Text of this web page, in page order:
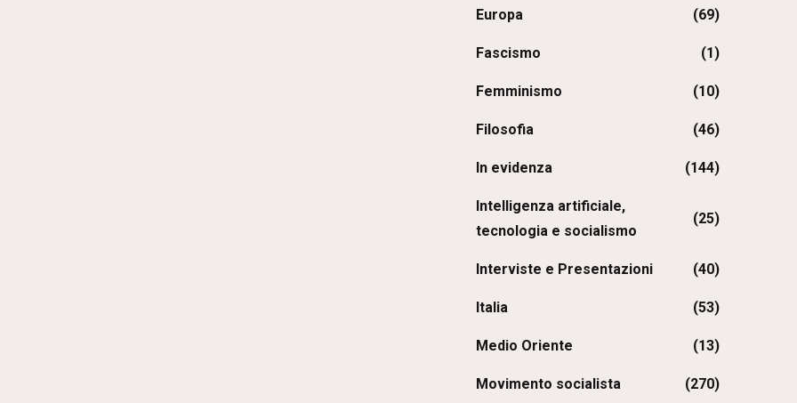
Europa (69)
Fascismo (1)
Femminismo (10)
Filosofia (46)
In evidenza (144)
Intelligenza artificiale,
tecnologia e socialismo
(25)
Interviste e Presentazioni (40)
Italia (53)
Medio Oriente (13)
Movimento socialista (270)